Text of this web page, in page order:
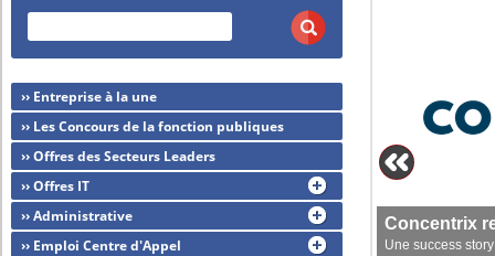
Concentrix
Une success
›› Entreprise à la une
›› Les Concours de la fonction publiques
›› Offres des Secteurs Leaders
›› Offres IT
›› Administrative
›› Emploi Centre d'Appel